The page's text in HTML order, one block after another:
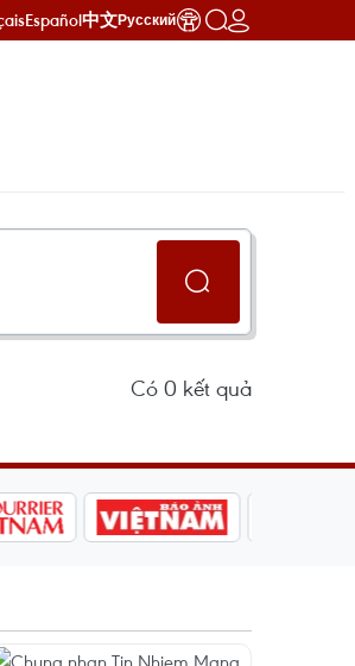
Español中文Русский
Có 0 kết quả